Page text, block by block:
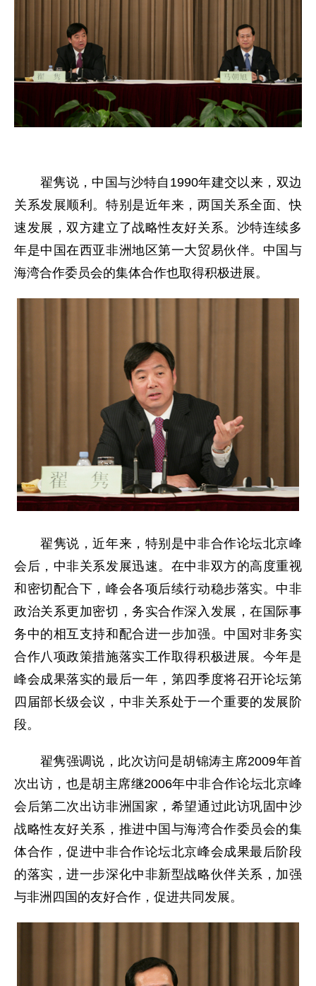
翟隽说，中国与沙特自1990年建交以来，双边
关系发展顺利。特别是近年来，两国关系全面、快
速发展，双方建立了战略性友好关系。沙特连续多
年是中国在西亚非洲地区第一大贸易伙伴。中国与
海湾合作委员会的集体合作也取得积极进展。
翟隽说，近年来，特别是中非合作论坛北京峰
会后，中非关系发展迅速。在中非双方的高度重视
和密切配合下，峰会各项后续行动稳步落实。中非
政治关系更加密切，务实合作深入发展，在国际事
务中的相互支持和配合进一步加强。中国对非务实
合作八项政策措施落实工作取得积极进展。今年是
峰会成果落实的最后一年，第四季度将召开论坛第
四届部长级会议，中非关系处于一个重要的发展阶
段。
翟隽强调说，此次访问是胡锦涛主席2009年首
次出访，也是胡主席继2006年中非合作论坛北京峰
会后第二次出访非洲国家，希望通过此访巩固中沙
战略性友好关系，推进中国与海湾合作委员会的集
体合作，促进中非合作论坛北京峰会成果最后阶段
的落实，进一步深化中非新型战略伙伴关系，加强
与非洲四国的友好合作，促进共同发展。